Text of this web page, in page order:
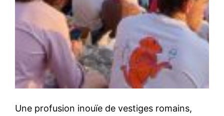
Une profusion inouïe de vestiges romains,